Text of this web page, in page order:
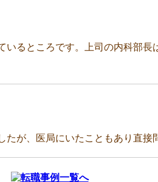
るところです。上司の内科部
が、医局にいたこともあり直